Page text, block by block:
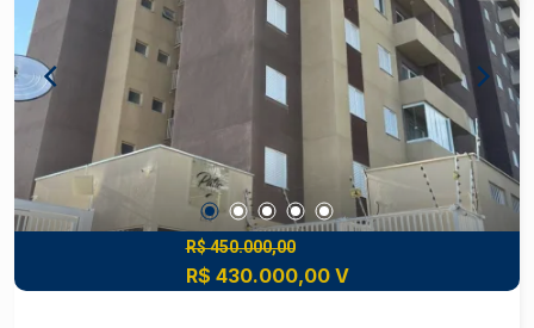
R$ 450.000,00
R$ 430.000,00 V